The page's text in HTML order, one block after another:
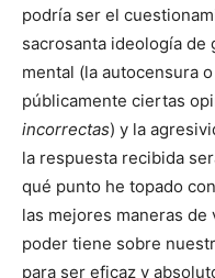
podría ser el
sacrosanta ideología
mental (la autocensura
públicamente ciertas
incorrectas) y la
la respuesta recibida
qué punto he topado
las mejores maneras
poder tiene sobre
para ser eficaz y